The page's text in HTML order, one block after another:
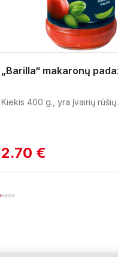
„Barilla“ makaronų
Kiekis 400 g., yra įvairių rūšių.
2.70 €
2345